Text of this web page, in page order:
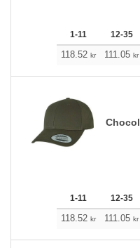
1-11 12-35
118.52 kr 111.05 kr
1-11 12-35
118.52 kr 111.05 kr